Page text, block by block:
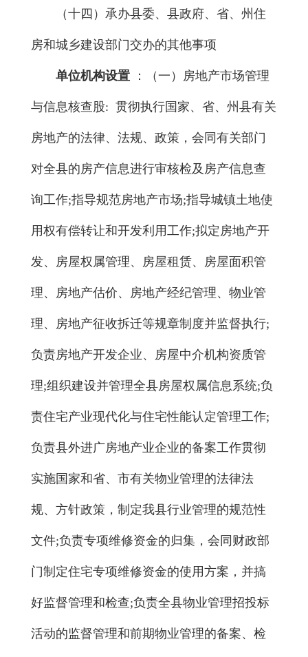
（十四）承办县委、县政府、省、州住
房和城乡建设部门交办的其他事项
单位机构设置 ：（一）房地产市场管理
与信息核查股: 贯彻执行国家、省、州县有关
房地产的法律、法规、政策，会同有关部门
对全县的房产信息进行审核检及房产信息查
询工作;指导规范房地产市场;指导城镇土地使
用权有偿转让和开发利用工作;拟定房地产开
发、房屋权属管理、房屋租赁、房屋面积管
理、房地产估价、房地产经纪管理、物业管
理、房地产征收拆迁等规章制度并监督执行;
负责房地产开发企业、房屋中介机构资质管
理;组织建设并管理全县房屋权属信息系统;负
责住宅产业现代化与住宅性能认定管理工作;
负责县外进广房地产业企业的备案工作贯彻
实施国家和省、市有关物业管理的法律法
规、方针政策，制定我县行业管理的规范性
文件;负责专项维修资金的归集，会同财政部
门制定住宅专项维修资金的使用方案，并搞
好监督管理和检查;负责全县物业管理招投标
活动的监督管理和前期物业管理的备案、检